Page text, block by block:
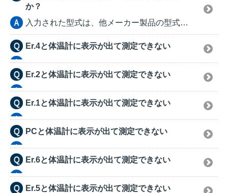
か？
入力された型式は、他メーカー製品の型式である可能性があ...
Er.4と体温計に表示が出て測定できない
Er.2と体温計に表示が出て測定できない
Er.1と体温計に表示が出て測定できない
PCと体温計に表示が出て測定できない
Er.6と体温計に表示が出て測定できない
Er.5と体温計に表示が出て測定できない